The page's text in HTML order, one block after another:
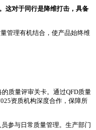
这对于同行是降维打击，具备
管理有机结合，使产品始终维
质量评审关卡。通过QFD质量
资质机构深度合作，保障所
参与日常质量管理。生产部门